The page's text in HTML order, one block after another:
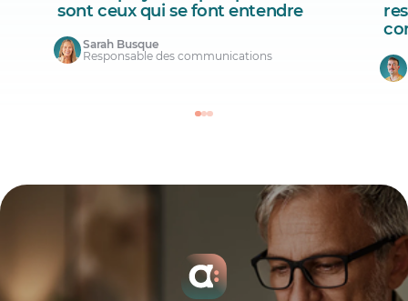
sont ceux qui se font entendre
Sarah Busque
Responsable des communications